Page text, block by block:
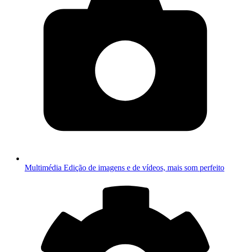
Multimédia Edição de imagens e de vídeos, mais som perfeito